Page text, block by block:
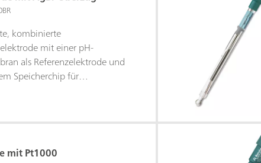
kombinierte
mit einer pH-
als Referenzelektrode und
Speicherchip für
mit Bromid (AgBr)
für Fällungstitrationen bei
mit Pt1000